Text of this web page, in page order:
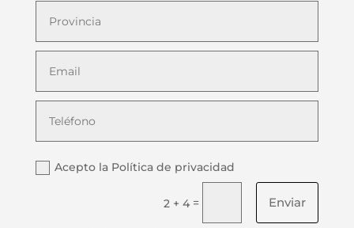
Acepto la Política de privacidad
2 + 4 = Enviar